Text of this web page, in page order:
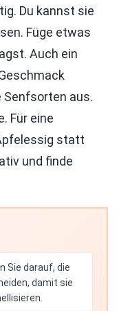
Du kannst sie
Füge etwas
Auch ein
Senfsorten aus.
Für eine
statt
und finde
Sie darauf, die
damit sie